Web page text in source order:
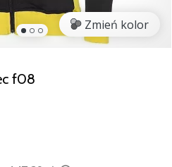
Zmień kolor
f08